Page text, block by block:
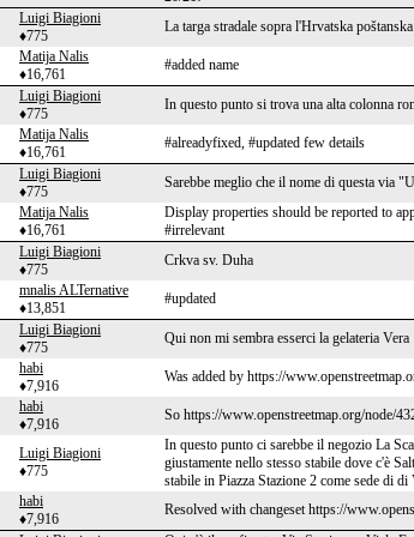
Luigi Biagioni
♦775
La targa stradale sopra l'Hrvatska
Matija Nalis
♦16,761
#added name
Luigi Biagioni
♦775
In questo punto si trova una alta colonna
Matija Nalis
♦16,761
#alreadyfixed, #updated few details
Luigi Biagioni
♦775
Sarebbe meglio che il nome di questa via
Matija Nalis
♦16,761
Display properties should be reported to
#irrelevant
Luigi Biagioni
♦775
Crkva sv. Duha
mnalis ALTernative
♦13,851
#updated
Luigi Biagioni
♦775
Qui non mi sembra esserci la gelateria Vera
habi
♦7,916
Was added by https://
habi
♦7,916
So https://www.openstreetmap.org/node/
Luigi Biagioni
♦775
In questo punto ci sarebbe il negozio La
giustamente nello stesso stabile dove c'è
stabile in Piazza Stazione 2 come sede di
habi
♦7,916
Resolved with changeset https://